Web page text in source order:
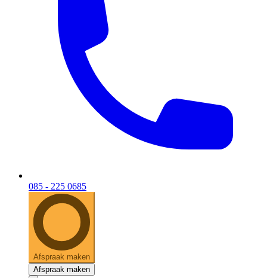
085 - 225 0685
Afspraak maken
Afspraak maken